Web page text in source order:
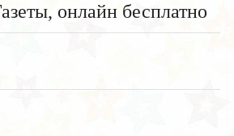
онлайн бесплатно